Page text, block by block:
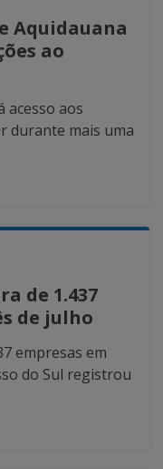
Aquidauana
ao
acesso aos
durante mais uma
de 1.437
de julho
empresas em
do Sul registrou